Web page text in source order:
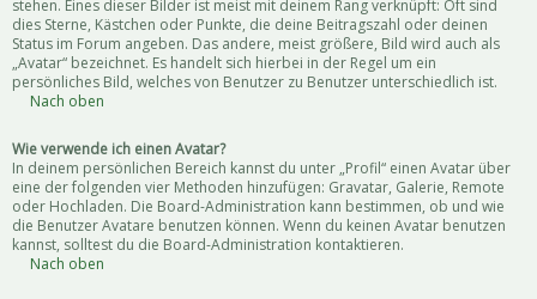
stehen. Eines dieser Bilder ist meist mit deinem Rang verknüpft: Oft sind
dies Sterne, Kästchen oder Punkte, die deine Beitragszahl oder deinen
Status im Forum angeben. Das andere, meist größere, Bild wird auch als
„Avatar“ bezeichnet. Es handelt sich hierbei in der Regel um ein
persönliches Bild, welches von Benutzer zu Benutzer unterschiedlich ist.
Nach oben
Wie verwende ich einen Avatar?
In deinem persönlichen Bereich kannst du unter „Profil“ einen Avatar über
eine der folgenden vier Methoden hinzufügen: Gravatar, Galerie, Remote
oder Hochladen. Die Board-Administration kann bestimmen, ob und wie
die Benutzer Avatare benutzen können. Wenn du keinen Avatar benutzen
kannst, solltest du die Board-Administration kontaktieren.
Nach oben